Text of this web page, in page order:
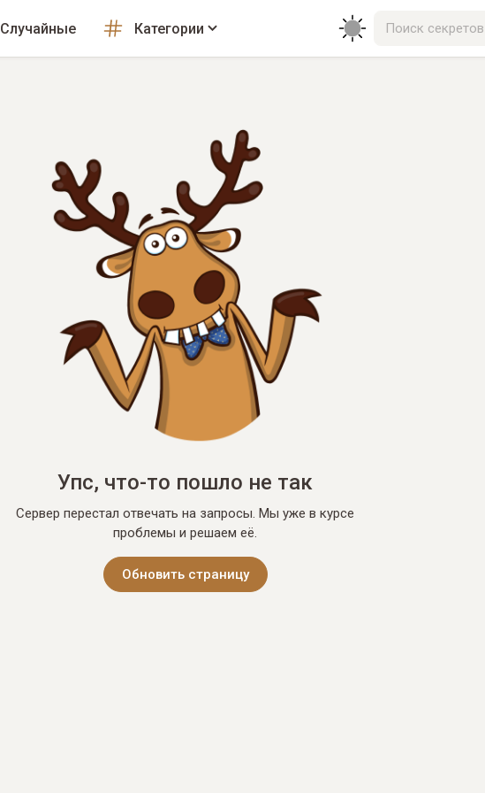
Случайные Категории
Упс, что-то пошло не так
Сервер перестал отвечать на запросы. Мы уже в курсе
проблемы и решаем её.
Обновить страницу